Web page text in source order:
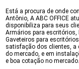
Está a procura de onde
Antônio, A ABC OFFICE
disponibiliza para seus
Armários para escritórios,
Gaveteiros para
satisfação dos clientes, a
do mercado, e em
e boa cotação no mercado.